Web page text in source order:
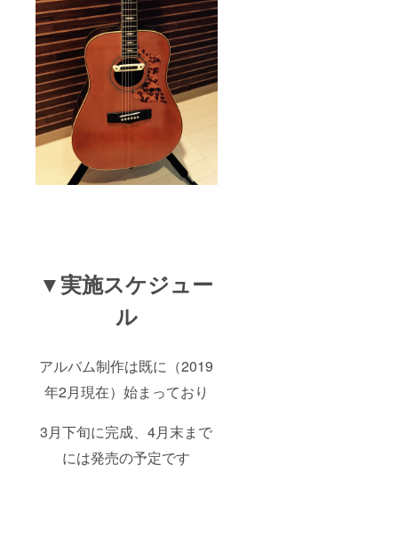
▼実施スケジュー
ル
アルバム制作は既に（2019
年2月現在）始まっており
3月下旬に完成、4月末まで
には発売の予定です